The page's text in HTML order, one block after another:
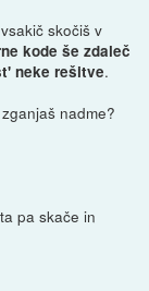
skočiš v
kode še zdaleč
neke rešitve.
nadme?
pa skače in